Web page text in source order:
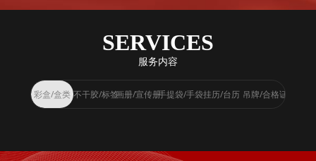
SERVICES
服务内容
彩盒/盒类 不干胶/标签画册/宣传册手提袋/手袋挂历/台历 吊牌/合格证